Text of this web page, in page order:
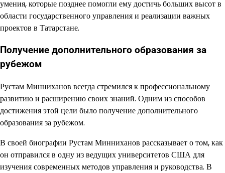
умения, которые позднее помогли ему достичь больших высот в
области государственного управления и реализации важных
проектов в Татарстане.
Получение дополнительного образования за
рубежом
Рустам Минниханов всегда стремился к профессиональному
развитию и расширению своих знаний. Одним из способов
достижения этой цели было получение дополнительного
образования за рубежом.
В своей биографии Рустам Минниханов рассказывает о том, как
он отправился в одну из ведущих университетов США для
изучения современных методов управления и руководства. В